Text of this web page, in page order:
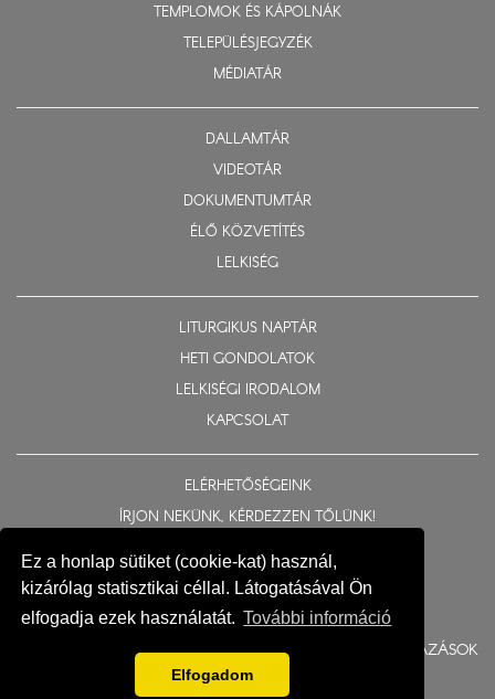
Ez a honlap sütiket (cookie-kat) használ,
kizárólag statisztikai céllal. Látogatásával Ön
elfogadja ezek használatát. További információ
Elfogadom
TEMPLOMOK ÉS KÁPOLNÁK
TELEPÜLÉSJEGYZÉK
MÉDIATÁR
DALLAMTÁR
VIDEOTÁR
DOKUMENTUMTÁR
ÉLŐ KÖZVETÍTÉS
LELKISÉG
LITURGIKUS NAPTÁR
HETI GONDOLATOK
LELKISÉGI IRODALOM
KAPCSOLAT
ELÉRHETŐSÉGEINK
ÍRJON NEKÜNK, KÉRDEZZEN TŐLÜNK!
GYERMEKVÉDELEM
BERUHÁZÁSOK